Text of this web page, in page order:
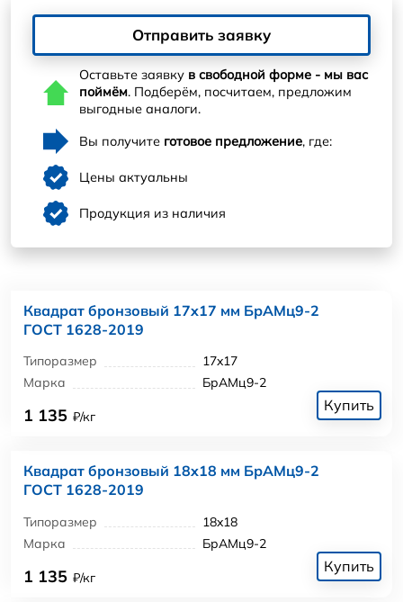
Отправить заявку
Оставьте заявку в свободной форме - мы вас
поймём. Подберём, посчитаем, предложим
выгодные аналоги.
Вы получите готовое предложение, где:
Цены актуальны
Продукция из наличия
Квадрат бронзовый 17x17 мм БрАМц9-2
ГОСТ 1628-2019
Типоразмер
17x17
Марка
БрАМц9-2
1 135 ₽/кг
Купить
Квадрат бронзовый 18x18 мм БрАМц9-2
ГОСТ 1628-2019
Типоразмер
18x18
Марка
БрАМц9-2
1 135 ₽/кг
Купить